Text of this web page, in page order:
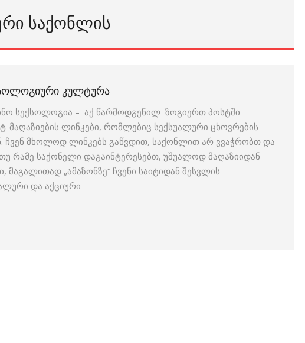
ᲡᲐᲥᲝᲜᲚᲘᲡ
ᲙᲣᲚᲢᲣᲠᲐ
სექსოლოგია – აქ წარმოდგენილ ზოგიერთ პოსტში
მაღაზიების ლინკები, რომლებიც სექსუალური ცხოვრების
ჩვენ მხოლოდ ლინკებს გაწვდით, საქონლით არ ვვაჭრობთ და
რამე საქონელი დაგაინტერესებთ, უშუალოდ მაღაზიიდან
„ამაზონზე“ ჩვენი საიტიდან შესვლის
და აქციური